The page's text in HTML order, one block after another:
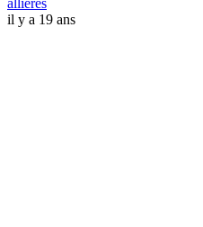
allieres
il y a 19 ans